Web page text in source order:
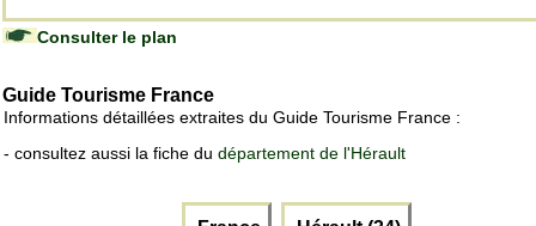
Consulter le plan
Guide Tourisme France
Informations détaillées extraites du Guide Tourisme France :
- consultez aussi la fiche du département de l'Hérault